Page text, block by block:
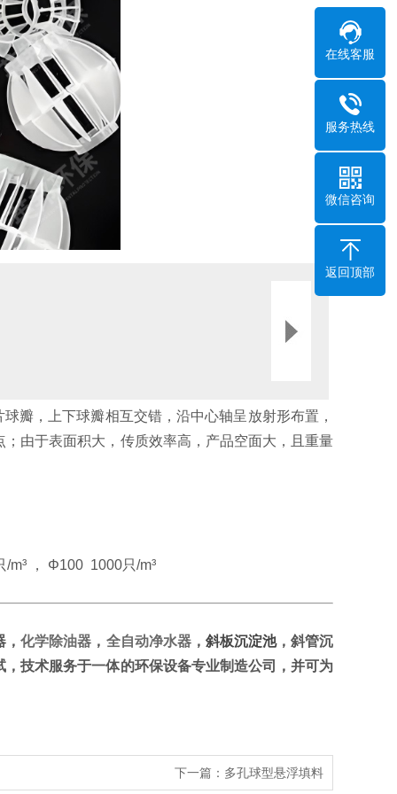
，上下球瓣相互交错，沿中心轴呈放射形布置，
由于表面积大，传质效率高，产品空面大，且重量
m³ ， Φ100 1000只/m³
，化学除油器 ， 全自动净水器， 斜板沉淀池，斜管沉
技术服务于一体的环保设备专业制造公司，并可为
下一篇： 多孔球型悬浮填料
在线客服
服务热线
微信咨询
返回顶部